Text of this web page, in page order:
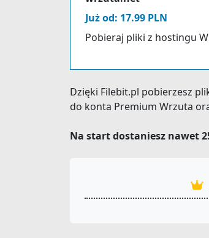
Już od: 17.99 PLN
Pobieraj pliki z hostingu
Dzięki Filebit.pl pobierzesz
do konta Premium Wrzuta
Na start dostaniesz nawet